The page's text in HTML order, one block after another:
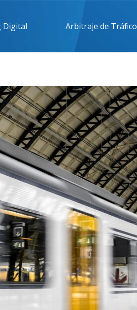
Digital Arbitraje de Tráfico